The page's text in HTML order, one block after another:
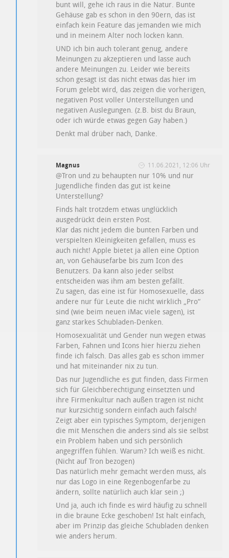
bunt will, gehe ich raus in die Natur. Bunte
Gehäuse gab es schon in den 90ern, das ist
einfach kein Feature das jemanden wie mich
und in meinem Alter noch locken kann.
UND ich bin auch tolerant genug, andere
Meinungen zu akzeptieren und lasse auch
andere Meinungen zu. Leider wie bereits
schon gesagt ist das nicht etwas das hier im
Forum gelebt wird, das zeigen die vorherigen,
negativen Post voller Unterstellungen und
negativen Auslegungen. (z.B. bist du Braun,
oder ich würde etwas gegen Gay haben.)
Denkt mal drüber nach, Danke.
Magnus 11.06.2021, 12:06 Uhr
@Tron und zu behaupten nur 10% und nur
Jugendliche finden das gut ist keine
Unterstellung?
Finds halt trotzdem etwas unglücklich
ausgedrückt dein ersten Post.
Klar das nicht jedem die bunten Farben und
verspielten Kleinigkeiten gefallen, muss es
auch nicht! Apple bietet ja allen eine Option
an, von Gehäusefarbe bis zum Icon des
Benutzers. Da kann also jeder selbst
entscheiden was ihm am besten gefällt.
Zu sagen, das eine ist für Homosexuelle, dass
andere nur für Leute die nicht wirklich „Pro“
sind (wie beim neuen iMac viele sagen), ist
ganz starkes Schubladen-Denken.
Homosexualität und Gender nun wegen etwas
Farben, Fahnen und Icons hier hierzu ziehen
finde ich falsch. Das alles gab es schon immer
und hat miteinander nix zu tun.
Das nur Jugendliche es gut finden, dass Firmen
sich für Gleichberechtigung einsetzten und
ihre Firmenkultur nach außen tragen ist nicht
nur kurzsichtig sondern einfach auch falsch!
Zeigt aber ein typisches Symptom, derjenigen
die mit Menschen die anders sind als sie selbst
ein Problem haben und sich persönlich
angegriffen fühlen. Warum? Ich weiß es nicht.
(Nicht auf Tron bezogen)
Das natürlich mehr gemacht werden muss, als
nur das Logo in eine Regenbogenfarbe zu
ändern, sollte natürlich auch klar sein ;)
Und ja, auch ich finde es wird häufig zu schnell
in die braune Ecke geschoben! Ist halt einfach,
aber im Prinzip das gleiche Schubladen denken
wie anders herum.